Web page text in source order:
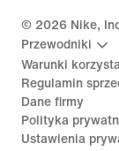
© 2026 Nike,
Przewodniki
Warunki
Regulamin
Dane firmy
Polityka
Ustawienia